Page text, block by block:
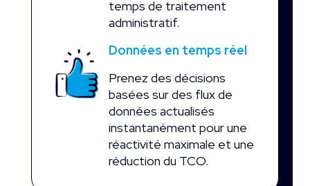
temps de traitement
administratif.
Données en temps réel
Prenez des décisions
basées sur des flux de
données actualisés
instantanément pour une
réactivité maximale et une
réduction du TCO.